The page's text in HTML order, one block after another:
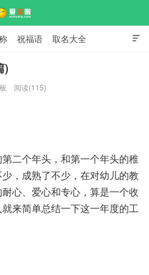

祝福语 取名大全
)
阅读(115)
二个年头，和第一个年头的稚
，成熟了不少，在对幼儿的教
心、爱心和专心，算是一个收
来简单总结一下这一年度的工